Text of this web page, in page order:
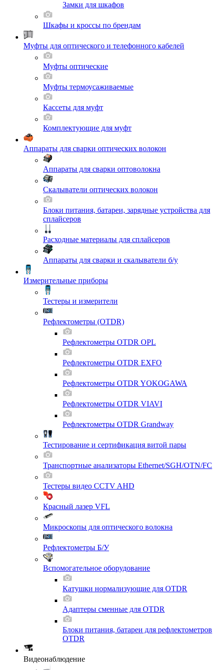
Замки для шкафов
Шкафы и кроссы по брендам
Муфты для оптического и телефонного кабелей
Муфты оптические
Муфты термоусаживаемые
Кассеты для муфт
Комплектующие для муфт
Аппараты для сварки оптических волокон
Аппараты для сварки оптоволокна
Скалыватели оптических волокон
Блоки питания, батареи, зарядные устройства для
сплайсеров
Расходные материалы для сплайсеров
Аппараты для сварки и скалыватели б/у
Измерительные приборы
Тестеры и измерители
Рефлектометры (OTDR)
Рефлектометры OTDR OPL
Рефлектометры OTDR EXFO
Рефлектометры OTDR YOKOGAWA
Рефлектометры OTDR VIAVI
Рефлектометры OTDR Grandway
Тестирование и сертификация витой пары
Транспортные анализаторы Ethernet/SGH/OTN/FC
Тестеры видео CCTV AHD
Красный лазер VFL
Микроскопы для оптического волокна
Рефлектометры Б/У
Вспомогательное оборудование
Катушки нормализующие для OTDR
Адаптеры сменные для OTDR
Блоки питания, батареи для рефлектометров
OTDR
Видеонаблюдение